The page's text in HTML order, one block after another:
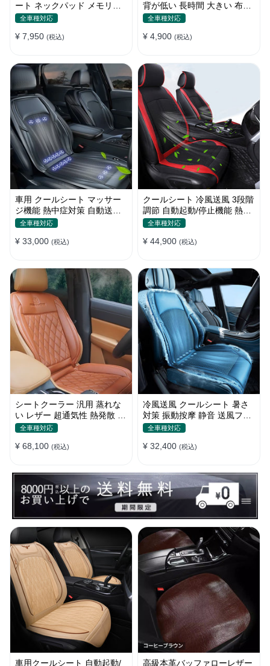
ート ネックパッド メモリー
フォーム 疲労回復
全車種対応
¥ 7,950 (税込)
背が低い 長時間 大きい 布団
おしゃれ 運転 疲労回復
全車種対応
¥ 4,900 (税込)
車用 クールシート マッサー
ジ機能 熱中症対策 自動送風/
停止機能 24個強力ファン 取
全車種対応
¥ 33,000 (税込)
クールシート 冷風送風 3段階
調節 自動起動/停止機能 熱中
症対策 夏 暑さ対策 取付簡単
全車種対応
¥ 44,900 (税込)
シートクーラー 汎用 蒸れな
い レザー 超通気性 熱発散 5
段階風量 涼しい 冷却 夏 四季
全車種対応
¥ 68,100 (税込)
冷風送風 クールシート 暑さ
対策 振動按摩 静音 送風ファ
ン 簡単装着 ベルト式 メッシ
全車種対応
¥ 32,400 (税込)
車用クールシート 自動起動/ 高級本革バッファローレザー